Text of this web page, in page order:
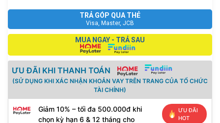
TRẢ GÓP QUA THẺ
Visa, Master, JCB
MUA NGAY - TRẢ SAU
ƯU ĐÃI KHI THANH TOÁN
(SỬ DỤNG KHI XÁC NHẬN KHOẢN VAY TRÊN TRANG CỦA TỔ CHỨC
TÀI CHÍNH)
Giảm 10% – tối đa 500.000đ khi
chọn kỳ hạn 6 & 12 tháng cho
ƯU ĐÃI
HOT